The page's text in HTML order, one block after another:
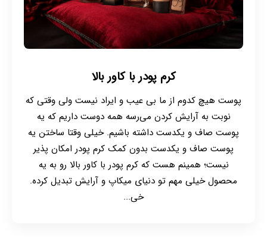
کرم پودر با کاور بالا
پوست هیچ کدوم از ما بی عیب و ایراد نیست ولی وقتی که
نوبت به آرایش کردن می‌رسه همه دوست داریم که یه
پوست صاف و یکدست داشته باشیم. خیلی وقتا ساختن یه
پوست صاف و یکدست بدون کمک کرم پودر امکان پذیر
نیست؛ همینم هست که کرم پودر با کاور بالا رو به یه
محصول خیلی مهم تو دنیای میکاپ و آرایش تبدیل کرده.
خی...